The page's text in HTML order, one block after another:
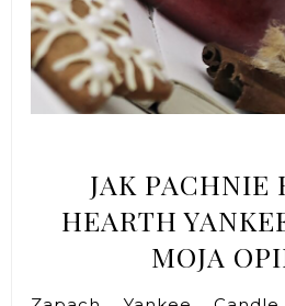
JAK PACHNIE
HEARTH
MOJA